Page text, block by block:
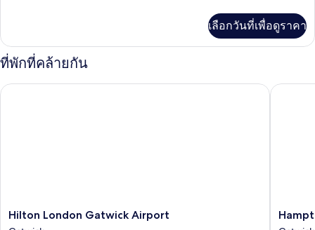
No
Window
เกี่ยว
กับ
Standard
Double
Room-
เลือกวันที่เพื่อดูราคา
ที่พักที่คล้ายกัน
Hilton
London
Hilton London Gatwick Airport
Hilton London Gatwick Airport
by